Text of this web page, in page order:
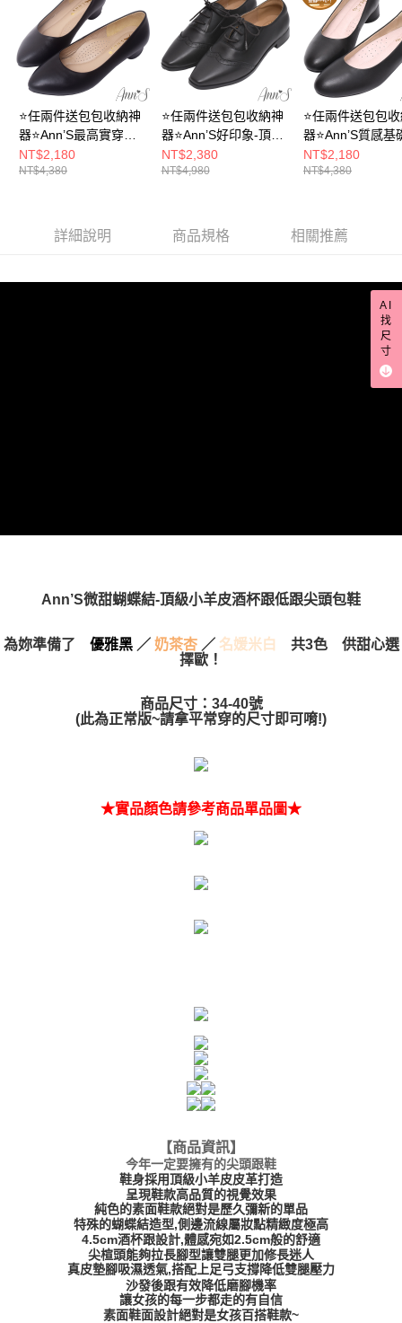
「AFTEE先享後付」，若未經同意申辦者引起之損失，本公司不負相關責
任。
４．使用「AFTEE先享後付」時，將依據個別帳號之用戶狀況，依本公司即
時審查核予不同之上限額度；若仍有額度不足之情形，本公司將視審查結果
請求用戶進行身份認證。
５．嚴禁一人註冊多個帳號或使用他人資訊註冊。若發現惡意使用之情形，
恩沛科技股份有限公司將有權停止該用戶之使用額度並採取法律行動。
每筆NT$100，滿NT$999(含以上)免運費
國家/地區配送(非順豐配送，勿填寫順豐智能櫃地址) 查看運費
國家/地區配送(限中國大陸地區)
查看運費
⭐任兩件送包包收納神
器⭐Ann’S最高實穿性-
頂級小羊皮素面微尖頭
低跟包鞋2.5cm-黑(版
NT$2,180
NT$4,380
⭐任兩件送包包收納神
器⭐Ann’S好印象-頂級
小羊皮真皮 雕花方頭
平底牛津鞋2.5cm-黑
NT$2,380
NT$4,980
⭐任兩件送包包
器⭐Ann’S質感基
頂級小羊皮真皮
跟圓頭低跟包鞋
NT$2,180
NT$4,380
詳細說明 商品規格 相關推薦
Ann’S微甜蝴蝶結-頂級小羊皮酒杯跟低跟尖頭包鞋
為妳準備了 優雅黑／ 奶茶杏／ 名媛米白 共3色
供甜心選
擇歐！
商品尺寸：34-40號
(此為正常版~請拿平常穿的尺寸即可唷!)
★實品顏色請參考商品單品圖★
【商品資訊】
今年一定要擁有的尖頭跟鞋
鞋身採用頂級小羊皮皮革打造
呈現鞋款高品質的視覺效果
純色的素面鞋款絕對是歷久彌新的單品
特殊的蝴蝶結造型,側邊流線屬妝點精緻度極高
4.5cm酒杯跟設計,體感宛如2.5cm般的舒適
尖楦頭能夠拉長腳型讓雙腿更加修長迷人
真皮墊腳吸濕透氣,搭配上足弓支撐降低雙腿壓力
沙發後跟有效降低磨腳機率
讓女孩的每一步都走的有自信
素面鞋面設計絕對是女孩百搭鞋款~
AI
找
尺
寸